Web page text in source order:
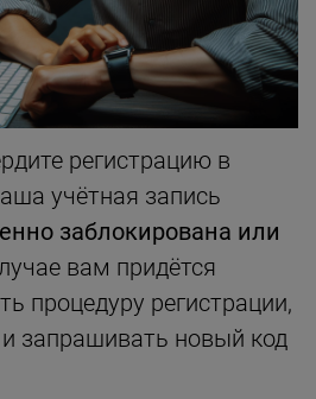
регистрацию в
учётная запись
заблокирована или
вам придётся
процедуру регистрации,
запрашивать новый код